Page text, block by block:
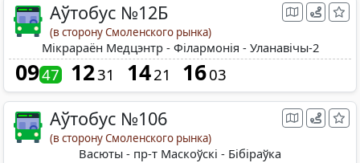
Аўтобус №12Б
(в сторону Смоленского рынка)
Мікрараён Медцэнтр - Філармонія - Уланавічы-2
0947 1231 1421 1603
Аўтобус №106
(в сторону Смоленского рынка)
Васюты - пр-т Маскоўскі - Бібіраўка